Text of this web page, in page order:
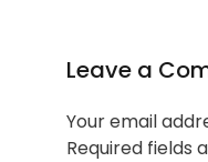
Leave a
Your email
Required fields